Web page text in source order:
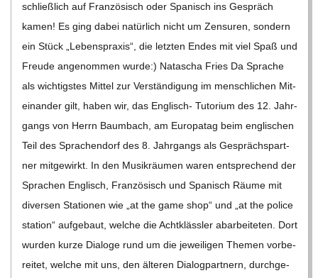
schließ­lich auf Fran­zö­sisch oder Spa­nisch ins Gespräch
kamen! Es ging dabei natür­lich nicht um Zen­su­ren, son­dern
ein Stück „Lebens­pra­xis“, die letz­ten Endes mit viel Spaß und
Freude ange­nom­men wurde:) Nata­scha Fries Da Spra­che
als wich­tigs­tes Mit­tel zur Ver­stän­di­gung im mensch­li­chen Mit­
ein­an­der gilt, haben wir, das Eng­­lisch- Tuto­rium des 12. Jahr­
gangs von Herrn Baum­bach, am Euro­pa­tag beim eng­li­schen
Teil des Spra­chen­dorf des 8. Jahr­gangs als Gesprächs­part­
ner mit­ge­wirkt. In den Musik­räu­men waren ent­spre­chend der
Spra­chen Eng­lisch, Fran­zö­sisch und Spa­nisch Räume mit
diver­sen Sta­tio­nen wie „at the game shop“ und „at the police
sta­tion“ auf­ge­baut, wel­che die Acht­kläss­ler abar­bei­te­ten. Dort
wur­den kurze Dia­loge rund um die jewei­li­gen The­men vor­be­
rei­tet, wel­che mit uns, den älte­ren Dia­log­part­nern, durch­ge­